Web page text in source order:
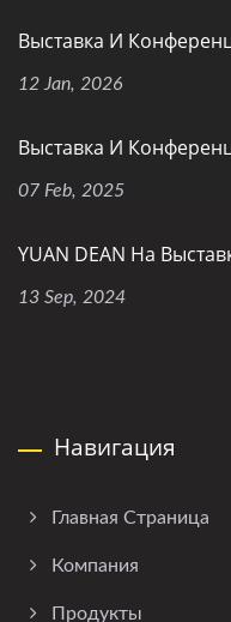
Выставка И
12 Jan, 2026
Выставка И
07 Feb, 2025
YUAN DEAN На
13 Sep, 2024
Навигация
Главная Страница
Компания
Продукты